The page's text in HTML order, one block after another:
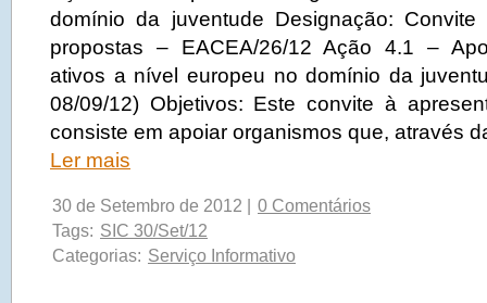
domínio da juventude Designação:
propostas – EACEA/26/12 Ação 4.1 –
ativos a nível europeu no domínio da
08/09/12) Objetivos: Este convite à
consiste em apoiar organismos que, através
Ler mais
30 de Setembro de 2012 |
0 Comentários
Tags: SIC 30/Set/12
Categorias: Serviço Informativo